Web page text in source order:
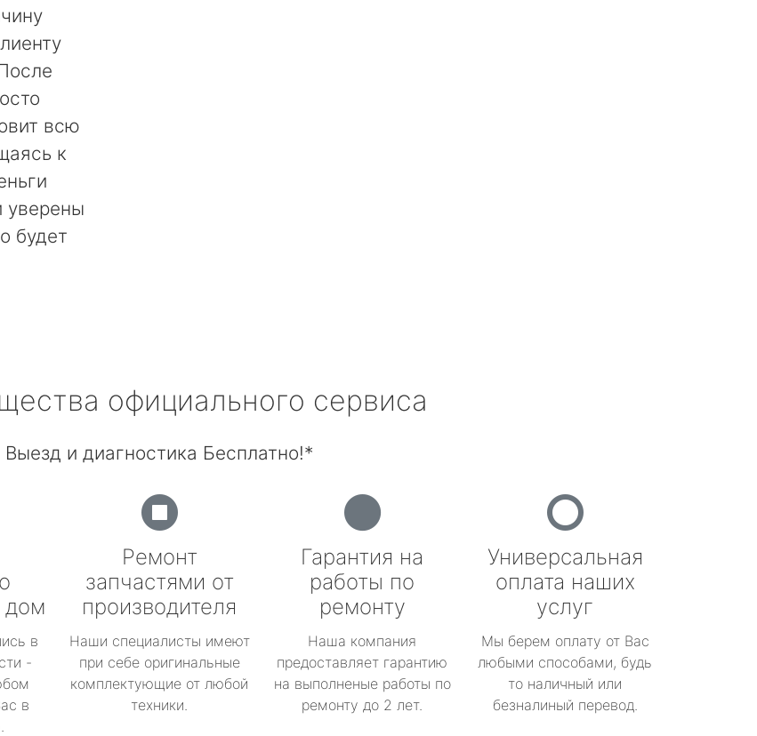
всю
к
уверены
будет
официального сервиса
Выезд и диагностика Бесплатно!*
дом
в
-
в
Ремонт
запчастями от
производителя
Наши специалисты имеют
при себе оригинальные
комплектующие от любой
техники.
Гарантия на
работы по
ремонту
Наша компания
предоставляет гарантию
на выполненые работы по
ремонту до 2 лет.
Универсальная
оплата наших
услуг
Мы берем оплату от Вас
любыми способами, будь
то наличный или
безналиный перевод.